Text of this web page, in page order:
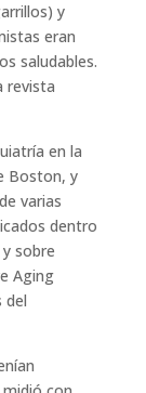
y
eran
saludables.
revista
en la
Boston, y
varias
dentro
sobre
Aging
del